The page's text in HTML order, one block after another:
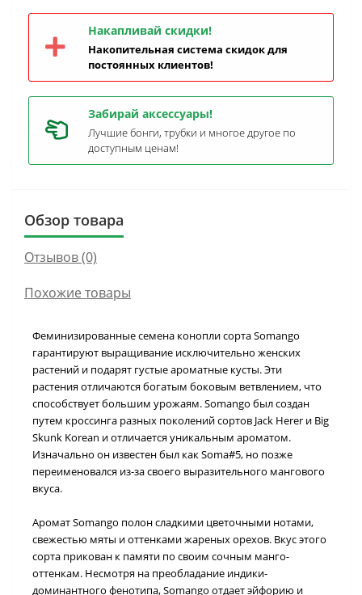
Накапливай скидки!
Накопительная система скидок для
постоянных клиентов!
Забирай аксессуары!
Лучшие бонги, трубки и многое другое по
доступным ценам!
Обзор товара
Отзывов (0)
Похожие товары
Феминизированные семена конопли сорта Somango
гарантируют выращивание исключительно женских
растений и подарят густые ароматные кусты. Эти
растения отличаются богатым боковым ветвлением, что
способствует большим урожаям. Somango был создан
путем кроссинга разных поколений сортов Jack Herer и Big
Skunk Korean и отличается уникальным ароматом.
Изначально он известен был как Soma#5, но позже
переименовался из-за своего выразительного мангового
вкуса.
Аромат Somango полон сладкими цветочными нотами,
свежестью мяты и оттенками жареных орехов. Вкус этого
сорта прикован к памяти по своим сочным манго-
оттенкам. Несмотря на преобладание индики-
доминантного фенотипа, Somango отдает эйфорию и